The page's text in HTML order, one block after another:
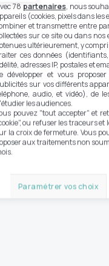
78 partenaires, nous
(cookies, pixels dans
et transmettre entre
sur ce site ou dans
ultérieurement, y
ces données
adresses IP, postales et
développer et vous
sur vos différents
audio, et vidéo), de
les audiences.
pouvez "tout accepter" et
ou refuser les traceurs
la croix de fermeture. Vous
aux traitements non
Paramétrer vos choix